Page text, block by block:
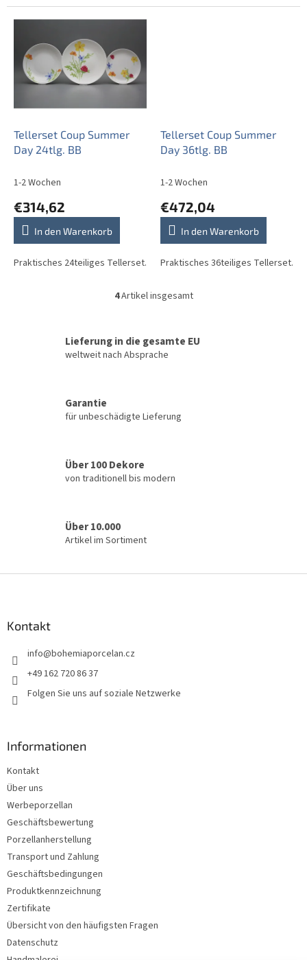
Tellerset Coup Summer
Day 24tlg. BB
1-2 Wochen
€314,62
In den Warenkorb
Praktisches 24teiliges Tellerset.
Tellerset Coup Summer
Day 36tlg. BB
1-2 Wochen
€472,04
In den Warenkorb
Praktisches 36teiliges Tellerset.
S
u
e
m
d
e
4Artikel insgesamt
Lieferung in die gesamte EU
weltweit nach Absprache
Garantie
für unbeschädigte Lieferung
Über 100 Dekore
von traditionell bis modern
Über 10.000
Artikel im Sortiment
Kontakt
info@bohemiaporcelan.cz
+49 162 720 86 37
Folgen Sie uns auf soziale Netzwerke
Informationen
Kontakt
Über uns
Werbeporzellan
Geschäftsbewertung
Porzellanherstellung
Transport und Zahlung
Geschäftsbedingungen
Produktkennzeichnung
Zertifikate
Übersicht von den häufigsten Fragen
Datenschutz